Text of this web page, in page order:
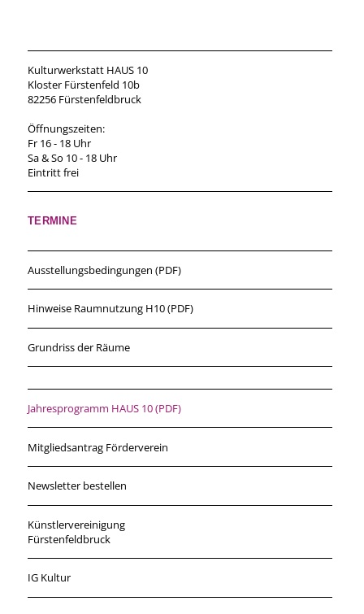
Kulturwerkstatt HAUS 10
Kloster Fürstenfeld 10b
82256 Fürstenfeldbruck
Öffnungszeiten:
Fr 16 - 18 Uhr
Sa & So 10 - 18 Uhr
Eintritt frei
TERMINE
Ausstellungsbedingungen (PDF)
Hinweise Raumnutzung H10 (PDF)
Grundriss der Räume
Jahresprogramm HAUS 10 (PDF)
Mitgliedsantrag Förderverein
Newsletter bestellen
Künstlervereinigung
Fürstenfeldbruck
IG Kultur